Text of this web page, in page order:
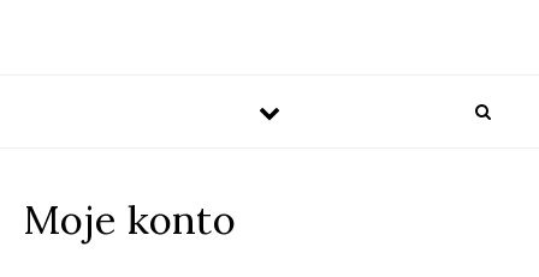
Moje konto